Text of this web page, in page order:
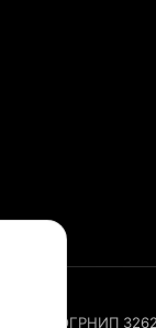
ОГРНИП